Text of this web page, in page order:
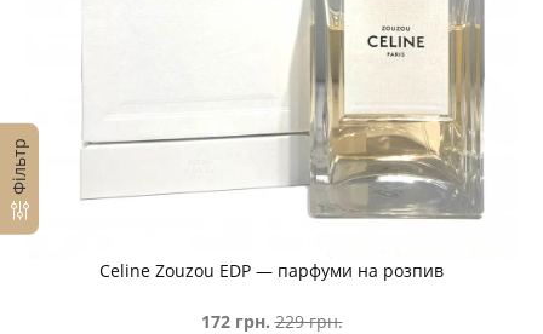
Фільтр
Celine Zouzou EDP — парфуми на розпив
172 грн. 229 грн.